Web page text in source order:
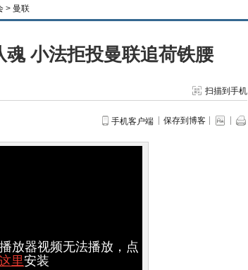
> 曼联
小法拒投曼联追荷铁腰
扫描到手机
手机客户端 保存到博客
放器视频无法播放，点
里安装